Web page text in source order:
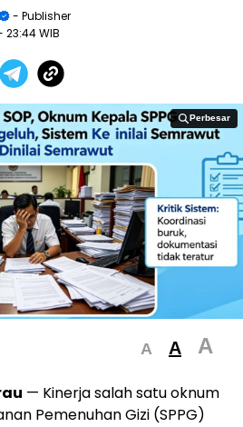
- Publisher
23:44 WIB
Perbesar
Perbesar
A A A
— Kinerja salah satu oknum
Pemenuhan Gizi (SPPG)